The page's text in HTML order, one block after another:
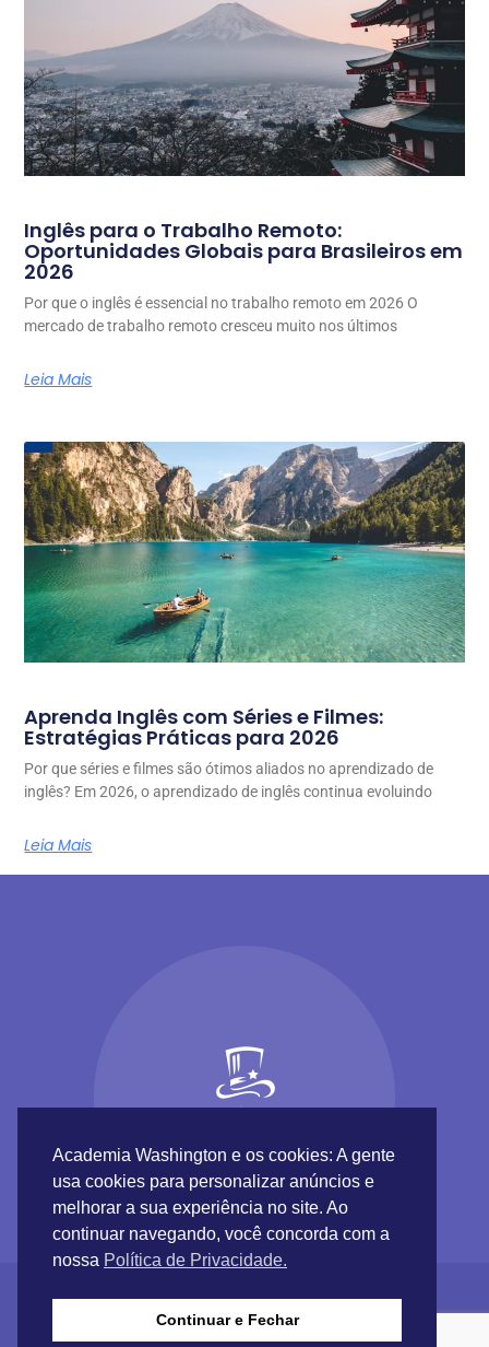
Inglês para o Trabalho Remoto:
Oportunidades Globais para Brasileiros em
2026
Por que o inglês é essencial no trabalho remoto em 2026 O
mercado de trabalho remoto cresceu muito nos últimos
Leia Mais
Aprenda Inglês com Séries e Filmes:
Estratégias Práticas para 2026
Por que séries e filmes são ótimos aliados no aprendizado de
inglês? Em 2026, o aprendizado de inglês continua evoluindo
Leia Mais
Academia Washington e os cookies: A gente
usa cookies para personalizar anúncios e
melhorar a sua experiência no site. Ao
continuar navegando, você concorda com a
nossa Política de Privacidade.
Continuar e Fechar